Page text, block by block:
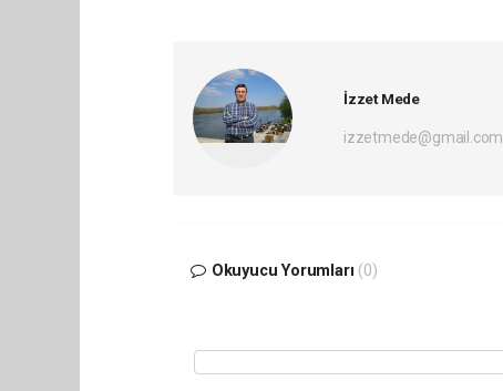
İzzet Mede
izzetmede@gmail.com
Okuyucu Yorumları (0)